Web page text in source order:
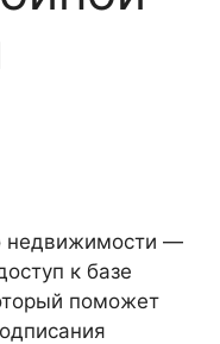
недвижимости —
к базе
поможет